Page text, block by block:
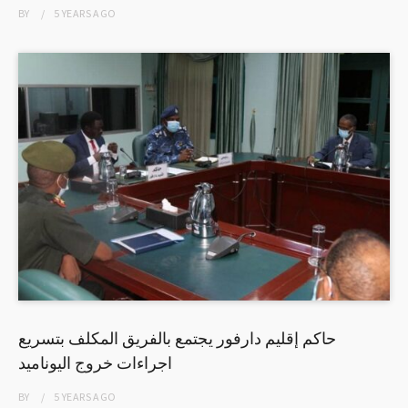
BY 5 YEARSAGO
حاكم إقليم دارفور يجتمع بالفريق المكلف بتسريع
اجراءات خروج اليوناميد
BY 5 YEARSAGO